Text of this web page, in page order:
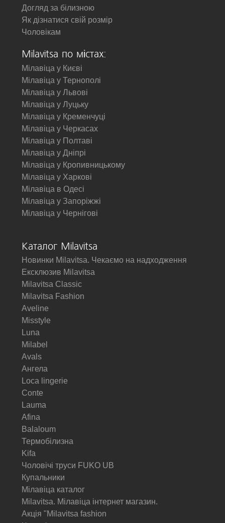
Догляд за білизною
Як дізнатися свій розмір
Чоловікам
Milavitsa по містах:
Мілавіца у Києві
Мілавіца у Тернополі
Мілавіца у Львові
Мілавіца у Луцьку
Мілавіца у Кременчуці
Мілавіца у Черкасах
Мілавіца у Полтаві
Мілавіца у Дніпрі
Мілавіца у Кропивницькому
Мілавіца у Харкові
Мілавіца в Одесі
Мілавіца у Запоріжжі
Мілавіца у Чернігові
Каталог Milavitsa
Новинки Milavitsa. Чекаємо на надходження
Ексклюзив Milavitsa
Milavitsa Classic
Milavitsa Fashion
Aveline
Misstyle
Luna
Milabel
Avals
Ангела
Loca lingerie
Conte
Lauma
Afina
Balaloum
Термобілизна
Kifa
Чоловічі труси FUKO UB
Купальники
Мілавіца каталог
Milavitsa. Мілавіца інтернет магазин.
Акція "Milavitsa fashion